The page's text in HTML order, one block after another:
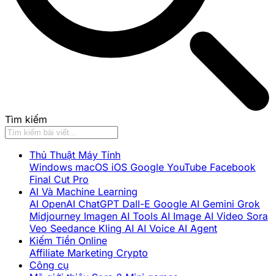
Tìm kiếm
Thủ Thuật Máy Tính
Windows macOS iOS Google YouTube Facebook
Final Cut Pro
AI Và Machine Learning
AI OpenAI ChatGPT Dall-E Google AI Gemini Grok
Midjourney Imagen AI Tools AI Image AI Video Sora
Veo Seedance Kling AI AI Voice AI Agent
Kiếm Tiền Online
Affiliate Marketing Crypto
Công cụ